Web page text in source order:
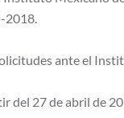
2018.
ante el
del 27 de abril de